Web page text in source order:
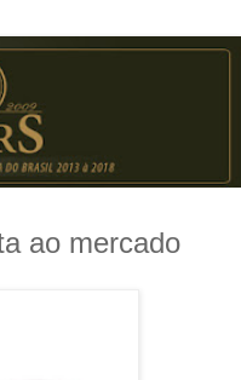
ao mercado